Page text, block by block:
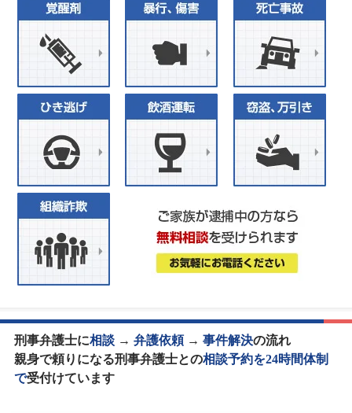
刑事弁護士に相談→ 弁護依頼 → 事件解決の流れ
親身で頼りになる刑事弁護士との相談予約を24時間体制
で受付けています